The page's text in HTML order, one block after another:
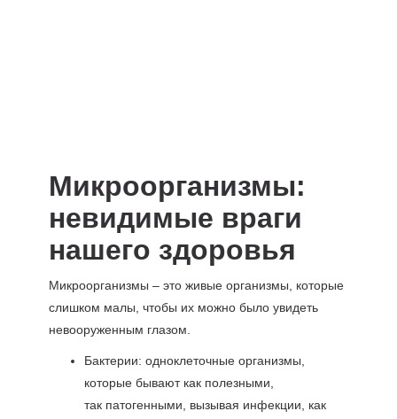
Микроорганизмы:
невидимые враги
нашего здоровья
Микроорганизмы – это живые организмы, которые
слишком малы, чтобы их можно было увидеть
невооруженным глазом.
Бактерии: одноклеточные организмы,
которые бывают как полезными,
так патогенными, вызывая инфекции, как